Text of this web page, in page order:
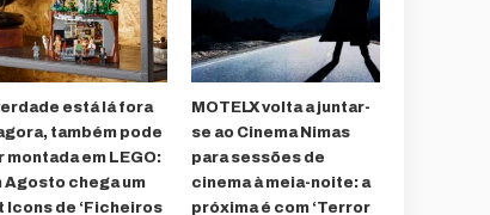
está lá fora
também pode
montada em LEGO:
Agosto chega um
Icons de ‘Ficheiros
MOTELX volta a juntar-
se ao Cinema Nimas
para sessões de
cinema à meia-noite: a
próxima é com ‘Terror